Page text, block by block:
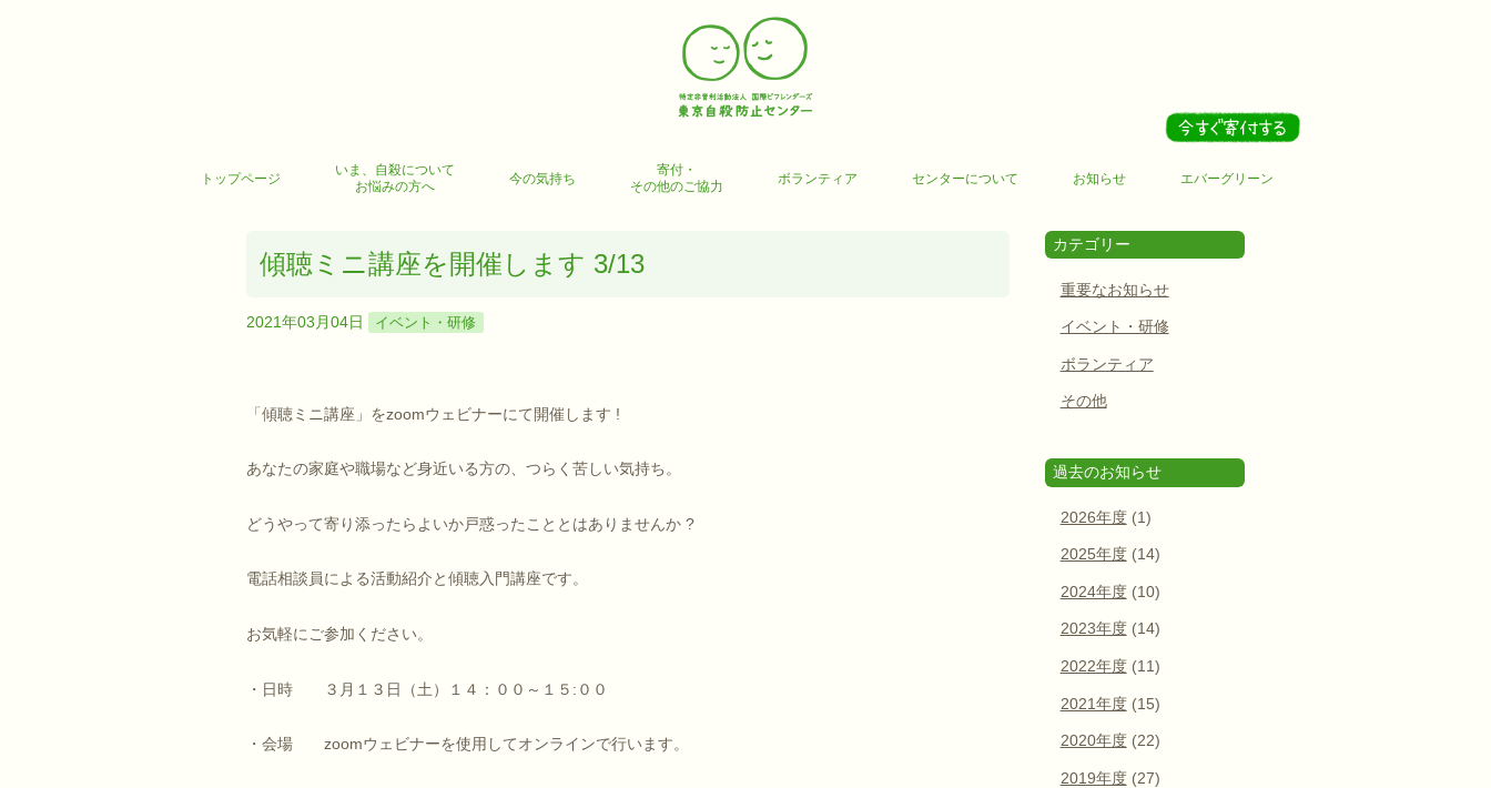
トップページ
いま、自殺について
お悩みの方へ
今の気持ち
寄付・
その他のご協力
ボランティア センターについて お知らせ エバーグリーン
傾聴ミニ講座を開催します 3/13
2021年03月04日 イベント・研修
「傾聴ミニ講座」をzoomウェビナーにて開催します !
あなたの家庭や職場など身近いる方の、つらく苦しい気持ち。
どうやって寄り添ったらよいか戸惑ったこととはありませんか ?
電話相談員による活動紹介と傾聴入門講座です。
お気軽にご参加ください。
・日時 ３月１３日（土）１４：００～１５:００
・会場 zoomウェビナーを使用してオンラインで行います。
カテゴリー
重要なお知らせ
イベント・研修
ボランティア
その他
過去のお知らせ
2026年度(1)
2025年度(14)
2024年度(10)
2023年度(14)
2022年度(11)
2021年度(15)
2020年度(22)
2019年度(27)